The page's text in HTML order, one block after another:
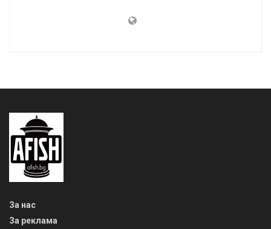
За нас
За реклама